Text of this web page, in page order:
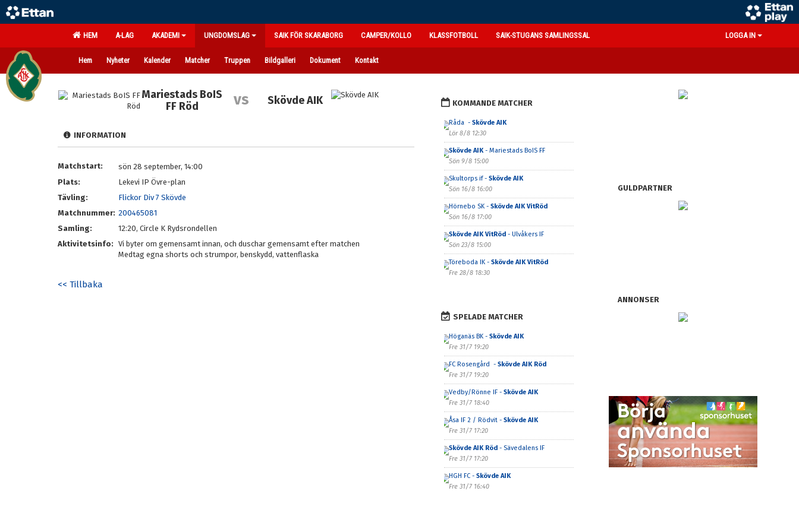
HEM A-LAG AKADEMI UNGDOMSLAG SAIK FÖR SKARABORG CAMPER/KOLLO KLASSFOTBOLL SAIK-STUGANS SAMLINGSSAL LOGGA IN
Hem Nyheter Kalender Matcher Truppen Bildgalleri Dokument Kontakt
Mariestads BoIS
FF Röd
vs Skövde AIK
INFORMATION
Matchstart:
sön 28 september, 14:00
Plats:
Lekevi IP Övre-plan
Tävling:
Flickor Div 7 Skövde
Matchnummer: 200465081
Samling:
12:20, Circle K Rydsrondellen
Aktivitetsinfo: Vi byter om gemensamt innan, och duschar gemensamt efter matchen
Medtag egna shorts och strumpor, benskydd, vattenflaska
<< Tillbaka
KOMMANDE MATCHER
Råda - Skövde AIK
Lör 8/8 12:30
Skövde AIK- Mariestads BoIS FF
Sön 9/8 15:00
Skultorps if - Skövde AIK
Sön 16/8 16:00
Hörnebo SK - Skövde AIK VitRöd
Sön 16/8 17:00
Skövde AIK VitRöd- Ulvåkers IF
Sön 23/8 15:00
Töreboda IK - Skövde AIK VitRöd
Fre 28/8 18:30
SPELADE MATCHER
Höganäs BK - Skövde AIK
Fre 31/7 19:20
FC Rosengård - Skövde AIK Röd
Fre 31/7 19:20
Vedby/Rönne IF - Skövde AIK
Fre 31/7 18:40
Åsa IF 2 / Rödvit - Skövde AIK
Fre 31/7 17:20
Skövde AIK Röd- Sävedalens IF
Fre 31/7 17:20
HGH FC - Skövde AIK
Fre 31/7 16:40
GULDPARTNER
ANNONSER